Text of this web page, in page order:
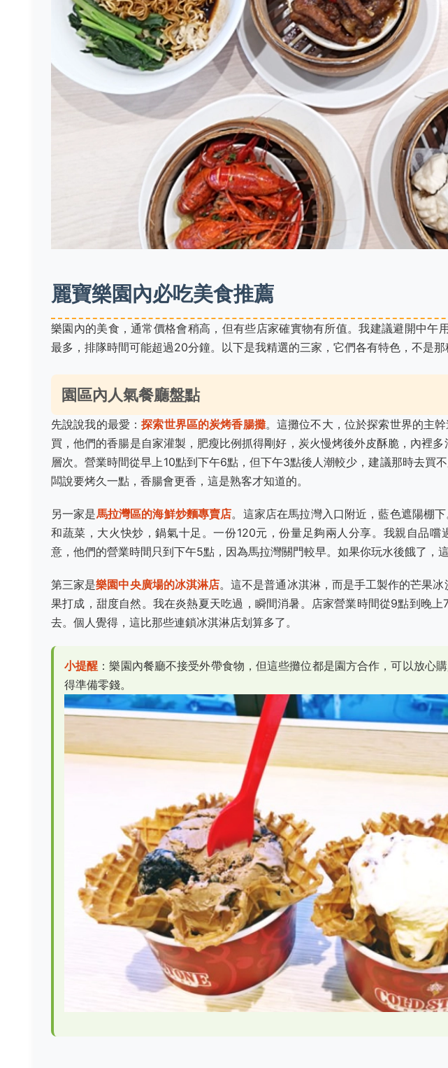
麗寶樂園內必吃美食推薦
樂園內的美食，通常價格會稍高，但有些店家確實物有所值。我建議避開中午
最多，排隊時間可能超過20分鐘。以下是我精選的三家，它們各有特色，不是那
園區內人氣餐廳盤點
先說說我的最愛：探索世界區的炭烤香腸攤。這攤位不大，位於探索世界的主
買，他們的香腸是自家灌製，肥瘦比例抓得剛好，炭火慢烤後外皮酥脆，內裡
層次。營業時間從早上10點到下午6點，但下午3點後人潮較少，建議那時去買
闆說要烤久一點，香腸會更香，這是熟客才知道的。
另一家是馬拉灣區的海鮮炒麵專賣店。這家店在馬拉灣入口附近，藍色遮陽棚
和蔬菜，大火快炒，鍋氣十足。一份120元，份量足夠兩人分享。我親自品嚐
意，他們的營業時間只到下午5點，因為馬拉灣關門較早。如果你玩水後餓了，這
第三家是樂園中央廣場的冰淇淋店。這不是普通冰淇淋，而是手工製作的芒果
果打成，甜度自然。我在炎熱夏天吃過，瞬間消暑。店家營業時間從9點到晚
去。個人覺得，這比那些連鎖冰淇淋店划算多了。
小提醒 ：樂園內餐廳不接受外帶食物，但這些攤位都是園方合作，可以放心
得準備零錢。